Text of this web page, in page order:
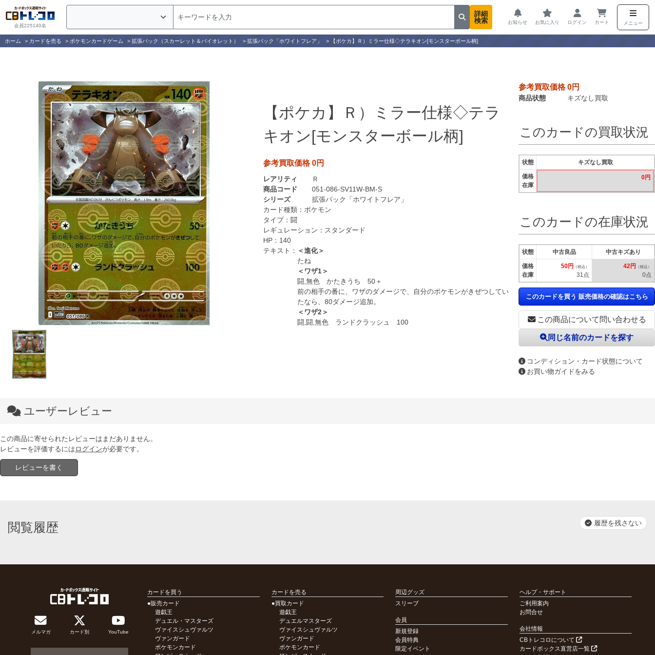
会員225140名
詳細
検索
お知らせ お気に入り ログイン カート メニュー
ホーム > カードを売る > ポケモンカードゲーム > 拡張パック（スカーレット＆バイオレット） > 拡張パック「ホワイトフレア」 > 【ポケカ】Ｒ）ミラー仕様◇テラキオン[モンスターボール柄]
【ポケカ】Ｒ）ミラー仕様◇テラ
キオン[モンスターボール柄]
参考買取価格 0円
レアリティ
Ｒ
商品コード
051-086-SV11W-BM-S
シリーズ
拡張パック「ホワイトフレア」
カード種類： ポケモン
タイプ： 闘
レギュレーション： スタンダード
HP： 140
テキスト： ＜進化＞
たね
＜ワザ1＞
闘,無色 かたきうち 50＋
前の相手の番に、ワザのダメージで、自分のポケモンがきぜつしてい
たなら、80ダメージ追加。
＜ワザ2＞
闘,闘,無色 ランドクラッシュ 100
参考買取価格 0円
商品状態 キズなし買取
この商品について問い合わせる
同じ名前のカードを探す
コンディション・カード状態について
お買い物ガイドをみる
このカードの買取状況
状態
価格
在庫
キズなし買取
0円
このカードの在庫状況
状態
価格
在庫
中古良品
50円 （税込）
31点
中古キズあり
42円 （税込）
0点
このカードを買う 販売価格の確認はこちら
ユーザーレビュー
この商品に寄せられたレビューはまだありません。
レビューを評価するにはログインが必要です。
レビューを書く
閲覧履歴 履歴を残さない
メルマガ カード別 YouTube
カードを買う
●販売カード
遊戯王
デュエル・マスターズ
ヴァイスシュヴァルツ
ヴァンガード
ポケモンカード
カードを売る
●買取カード
遊戯王
デュエルマスターズ
ヴァイスシュヴァルツ
ヴァンガード
ポケモンカード
周辺グッズ
スリーブ
会員
新規登録
会員特典
限定イベント
ヘルプ・サポート
ご利用案内
お問合せ
会社情報
CBトレコロについて
カードボックス直営店一覧